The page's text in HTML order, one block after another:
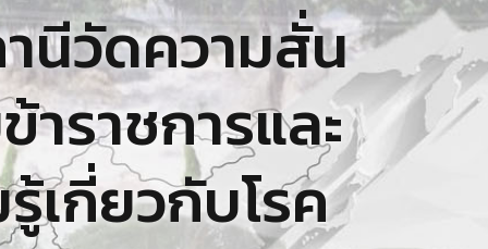
นีวัดความสั่น
ราชการและ
เกี่ยวกับโรค